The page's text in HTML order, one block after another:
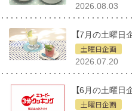
2026.08.03
【7月の土曜日
土曜日企画
2026.07.20
【6月の土曜日
土曜日企画